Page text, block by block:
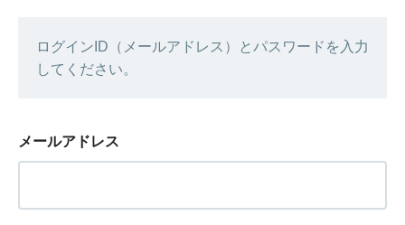
ログインID（メールアドレス）とパスワードを入力
してください。
メールアドレス